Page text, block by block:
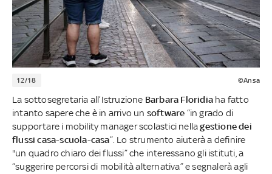
12/18 ©Ansa
La sottosegretaria all’Istruzione Barbara Floridia ha fatto
intanto sapere che è in arrivo un software “in grado di
supportare i mobility manager scolastici nellagestione dei
flussi casa-scuola-casa”. Lo strumento aiuterà a definire
"un quadro chiaro dei flussi” che interessano gli istituti, a
“suggerire percorsi di mobilità alternativa” e segnalerà agli